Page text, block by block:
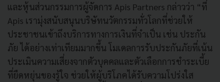
และหุ้นส่วนกรรมการผู้จัดการ Apis Partners กล่าวว่า “ที่
Apis เรามุ่งสนับสนุนบริษัทนวัตกรรมทั่วโลกที่ช่วยให้
ประชาชนเข้าถึงบริการทางการเงินที่จำเป็น เช่น ประกัน
ภัย ได้อย่างเท่าเทียมมากขึ้น โมเดลการรับประกันภัยที่เน้น
ประเมินความเสี่ยงจากตัวบุคคลและตัวเลือกการชำระเบี้ย
ที่ยืดหยุ่นของรู้ใจ ช่วยให้ผู้บริโภคได้รับความโปร่งใส